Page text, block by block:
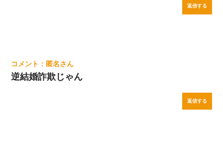
返信する
匿名
逆結婚詐欺じゃん
返信する